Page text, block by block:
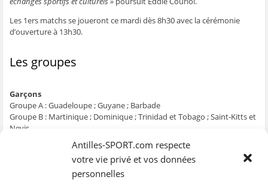
Antilles-SPORT.com respecte
votre vie privé et vos données
personnelles
Les 1ers matchs se joueront ce mardi dès 8h30 avec la cérémonie
d’ouverture à 13h30.
Les groupes
Garçons
Groupe A : Guadeloupe ; Guyane ; Barbade
Groupe B : Martinique ; Dominique ; Trinidad et Tobago ; Saint-Kitts et
Nevis
Groupe C : Martinique ; Guyane ; Barbade ; Saint-Kitts et Nevis
Groupe D : Guadeloupe ; Dominique ; Trinidad et Tobago